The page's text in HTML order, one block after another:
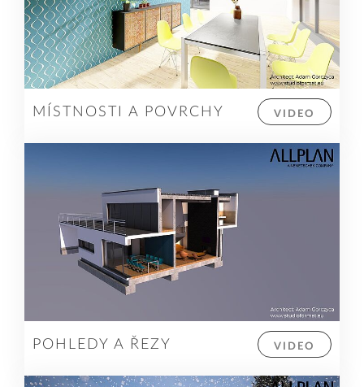
VIDEO
MÍSTNOSTI A POVRCHY
VIDEO
POHLEDY A ŘEZY